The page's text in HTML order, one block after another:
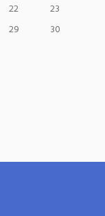
22
23
29
30